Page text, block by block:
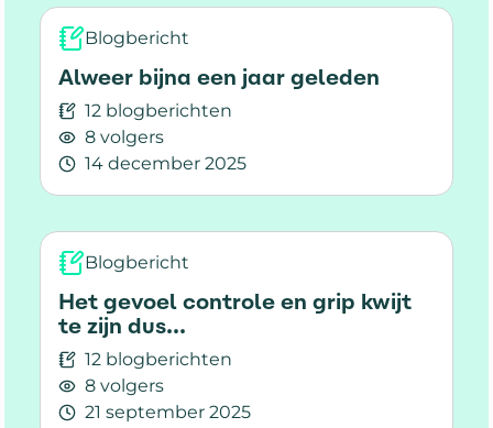
Blogbericht
Alweer bijna een jaar geleden
12 blogberichten
8 volgers
14 december 2025
Lees meer over Alweer bijna een jaar geleden
Blogbericht
Het gevoel controle en grip kwijt
te zijn dus...
12 blogberichten
8 volgers
21 september 2025